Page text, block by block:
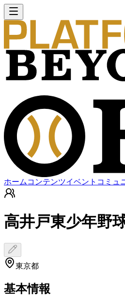
ホーム コンテンツイベント コミュ
高井戸東少年野
東京都
基本情報